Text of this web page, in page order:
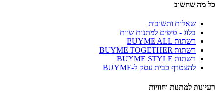
כל מה שחשוב
שאלות ותשובות
בלוג - טיפים למתנות שוות
רשתות BUYME ALL
רשתות BUYME TOGETHER
רשתות BUYME STYLE
להצטרף כבית עסק ל-BUYME
רעיונות למתנות וחוויות